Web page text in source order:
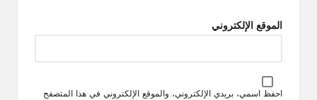
الموقع الإلكتروني
احفظ اسمي، بريدي الإلكتروني، والموقع الإلكتروني في هذا المتصفح